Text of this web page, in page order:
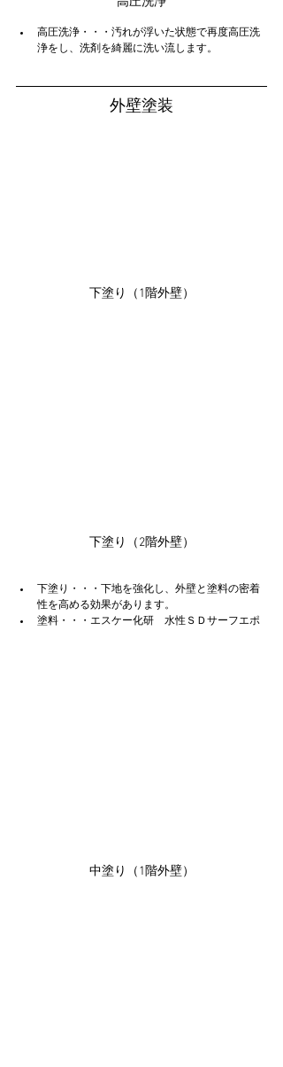
高圧洗浄・・・汚れが浮いた状態で再度高圧洗
浄をし、洗剤を綺麗に洗い流します。
外壁塗装
下塗り（1階外壁）
下塗り（2階外壁）
下塗り・・・下地を強化し、外壁と塗料の密着
性を高める効果があります。
塗料・・・エスケー化研　水性ＳＤサーフエポ
中塗り（1階外壁）